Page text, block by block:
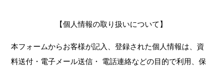
【個人情報の取り扱いについて】
本フォームからお客様が記入、登録された個人情報は、資
料送付・電子メール送信・ 電話連絡などの目的で利用、保